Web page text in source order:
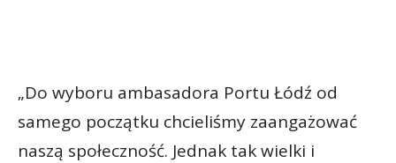
„Do wyboru ambasadora Portu Łódź od
samego początku chcieliśmy zaangażować
naszą społeczność. Jednak tak wielki i